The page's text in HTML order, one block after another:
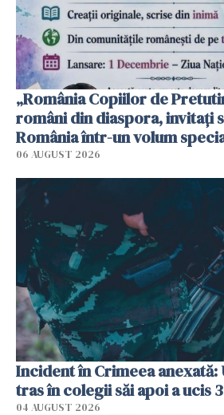
„România Copiilor de
români din diaspora, invitați
România într-un volum
06 AUGUST 2026
Incident în Crimeea anexată:
tras în colegii săi apoi a ucis
04 AUGUST 2026